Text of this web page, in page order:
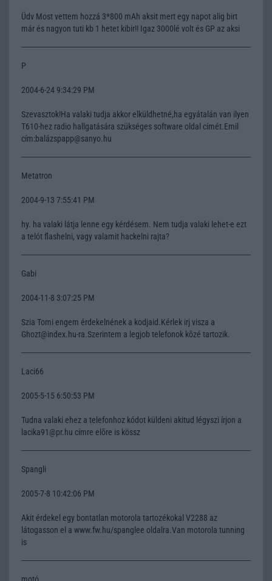
Üdv Most vettem hozzá 3*800 mAh aksit mert egy napot alig birt
már és nagyon tuti kb 1 hetet kibir!! Igaz 3000lé volt és GP az aksi
P
2004-6-24 9:34:29 PM
Szevasztok!Ha valaki tudja akkor elküldhetné,ha egyátalán van ilyen
T610-hez radio hallgatására szükséges software oldal címét.Emil
cím:balázspapp@sanyo.hu
Metatron
2004-9-13 7:55:41 PM
hy. ha valaki látja lenne egy kérdésem. Nem tudja valaki lehet-e ezt
a telót flashelni, vagy valamit hackelni rajta?
Gabi
2004-11-8 3:07:25 PM
Szia Tomi engem érdekelnének a kodjaid.Kérlek irj visza a
Ghozt@index.hu-ra.Szerintem a legjob telefonok kõzé tartozik.
Laci66
2005-5-15 6:50:53 PM
Tudna valaki ehez a telefonhoz kódot küldeni akitud légyszi írjon a
lacika91@pr.hu címre elõre is kössz
Spangli
2005-7-8 10:42:06 PM
Akit érdekel egy bontatlan motorola tartozékokal V2288 az
látogasson el a www.fw.hu/spanglee oldalra.Van motorola tunning
is
motó